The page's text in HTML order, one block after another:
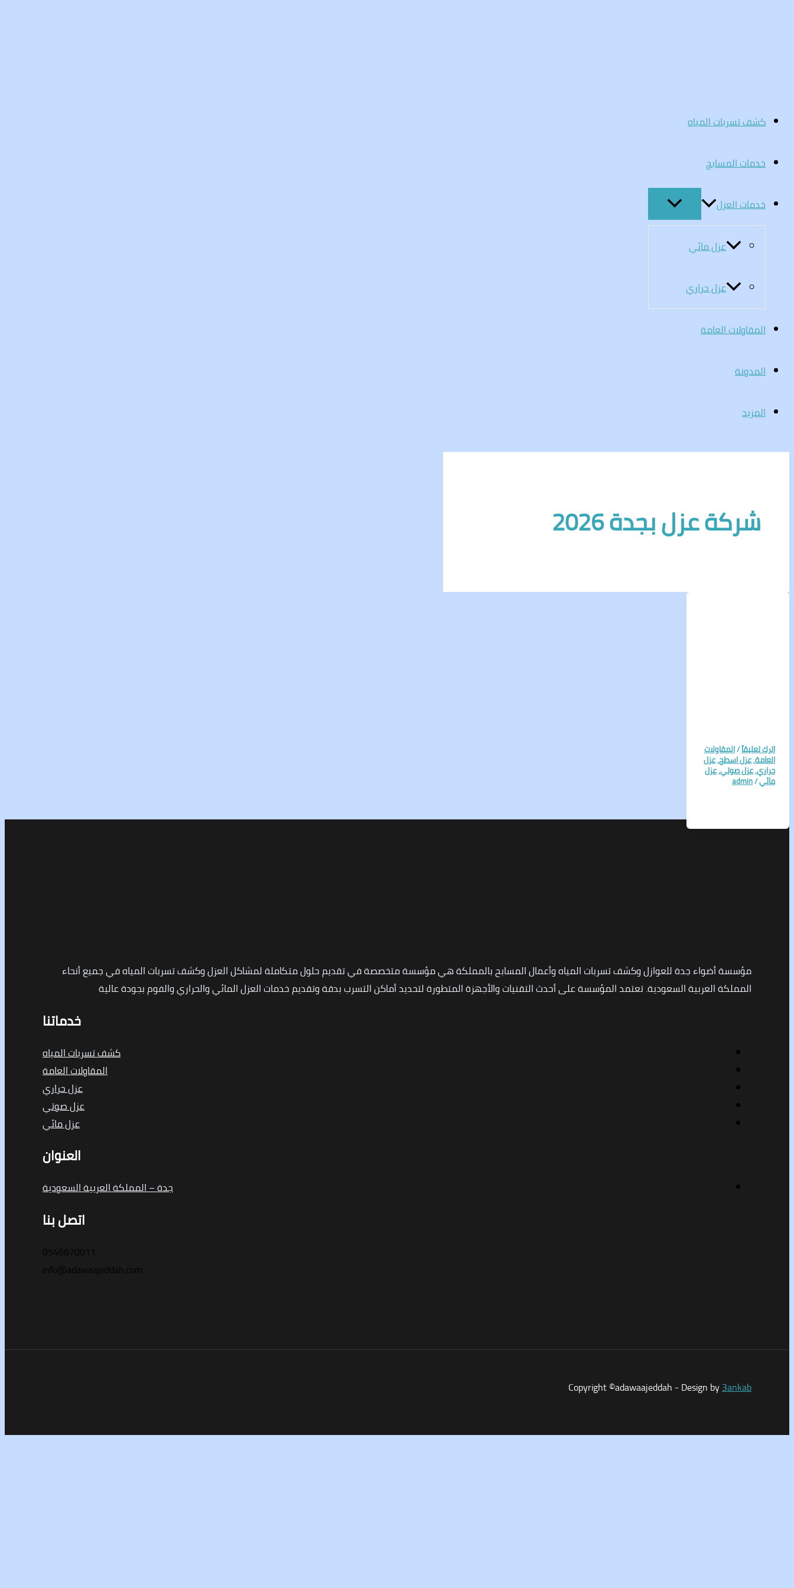
كشف تسربات المياه
خدمات المسابح
خدمات العزل
عزل مائي
عزل حراري
المقاولات العامة
المدونة
المزيد
شركة عزل بجدة 2026
اترك تعليقاً/المقاولات
العامة,عزل اسطح,عزل
حراري,عزل صوتي,عزل
مائي/
admin
مؤسسة أضواء جدة للعوازل وكشف تسربات المياه وأعمال المسابح بالمملكة هي مؤسسة متخصصة في تقديم حلول متكاملة لمشاكل العزل وكشف تسربات المياه في جميع أنحاء
المملكة العربية السعودية. تعتمد المؤسسة على أحدث التقنيات والأجهزة المتطورة لتحديد أماكن التسرب بدقة وتقديم خدمات العزل المائي والحراري والفوم بجودة عالية
خدماتنا
كشف تسربات المياه
المقاولات العامة
عزل حراري
عزل صوتي
عزل مائي
العنوان
جدة – المملكة العربية السعودية
اتصل بنا
Copyright ©adawaajeddah - Design by3ankab